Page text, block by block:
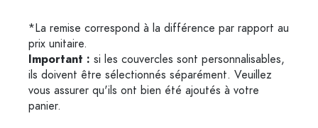
*La remise correspond à la différence par rapport au
prix unitaire.
Important : si les couvercles sont personnalisables,
ils doivent être sélectionnés séparément. Veuillez
vous assurer qu'ils ont bien été ajoutés à votre
panier.